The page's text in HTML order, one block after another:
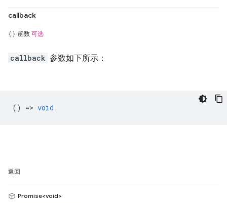
callback
函数 可选
callback 参数如下所示：
() => void
返回
Promise<void>